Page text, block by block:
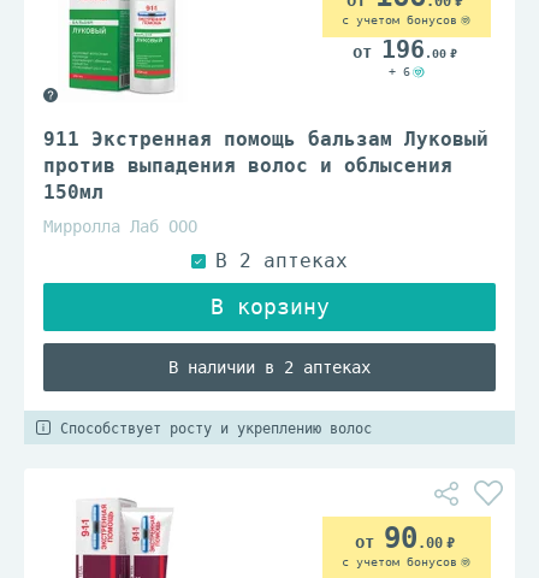
911 Экстренная помощь бальзам Луковый
против выпадения волос и облысения
150мл
Мирролла Лаб ООО
В наличии в 2 аптеках
с учетом бонусов
196 .00
+ 6
Способствует росту и укреплению волос
90 .00
с учетом бонусов